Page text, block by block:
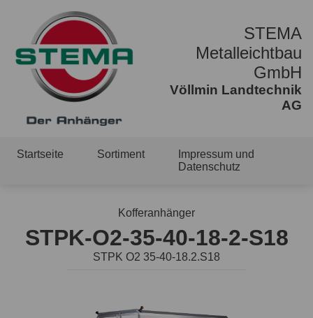
STEMA
Metalleichtbau
GmbH
Völlmin Landtechnik
AG
Startseite Sortiment
Impressum und
Datenschutz
Kofferanhänger
STPK-O2-35-40-18-2-S18
STPK O2 35-40-18.2.S18